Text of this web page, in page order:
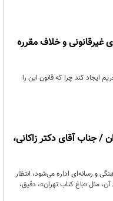
غیرقانونی و خلاف مقرره
ایجاد کند چرا که قانون این را
/ جناب آقای دکتر زاکانی،
و رسانه‌ای اداره می‌شود، انتظار
مثل «باغ کتاب تهران»، دقیق،